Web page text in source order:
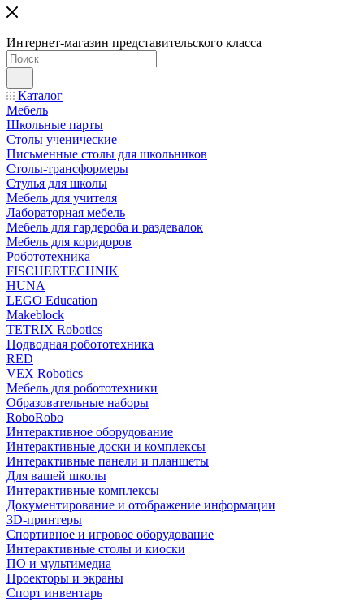
Интернет-магазин представительского класса
Каталог
Мебель
Школьные парты
Столы ученические
Письменные столы для школьников
Столы-трансформеры
Стулья для школы
Мебель для учителя
Лабораторная мебель
Мебель для гардероба и раздевалок
Мебель для коридоров
Робототехника
FISCHERTECHNIK
HUNA
LEGO Education
Makeblock
TETRIX Robotics
Подводная робототехника
RED
VEX Robotics
Мебель для робототехники
Образовательные наборы
RoboRobo
Интерактивное оборудование
Интерактивные доски и комплексы
Интерактивные панели и планшеты
Для вашей школы
Интерактивные комплексы
Документирование и отображение информации
3D-принтеры
Спортивное и игровое оборудование
Интерактивные столы и киоски
ПО и мультимедиа
Проекторы и экраны
Спорт инвентарь